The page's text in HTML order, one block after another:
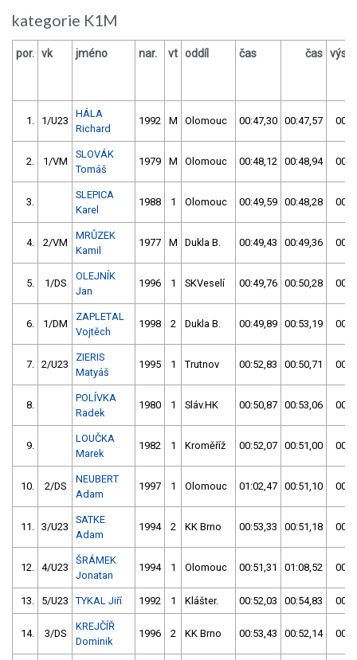
kategorie K1M
por. vk jméno nar. vt oddíl čas čas
1. 1/U23
HÁLA
Richard
1992 M Olomouc 00:47,30 00:47,57
2. 1/VM
SLOVÁK
Tomáš
1979 M Olomouc 00:48,12 00:48,94
3.
SLEPICA
Karel
1988 1 Olomouc 00:49,59 00:48,28
4. 2/VM
MRŮZEK
Kamil
1977 M Dukla B. 00:49,43 00:49,36
5. 1/DS
OLEJNÍK
Jan
1996 1 SKVeselí 00:49,76 00:50,28
6. 1/DM
ZAPLETAL
Vojtěch
1998 2 Dukla B. 00:49,89 00:53,19
7. 2/U23
ZIERIS
Matyáš
1995 1 Trutnov 00:52,83 00:50,71
8.
POLÍVKA
Radek
1980 1 Sláv.HK 00:50,87 00:53,06
9.
LOUČKA
Marek
1982 1 Kroměříž 00:52,07 00:51,00
10. 2/DS
NEUBERT
Adam
1997 1 Olomouc 01:02,47 00:51,10
11. 3/U23
SATKE
Adam
1994 2 KK Brno 00:53,33 00:51,18
12. 4/U23
ŠRÁMEK
Jonatan
1994 1 Olomouc 00:51,31 01:08,52
13. 5/U23 TYKAL Jiří 1992 1 Klášter. 00:52,03 00:54,83
14. 3/DS
KREJČÍŘ
Dominik
1996 2 KK Brno 00:53,43 00:52,14